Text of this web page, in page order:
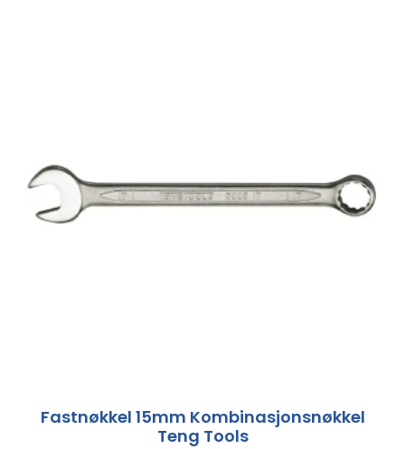
Fastnøkkel 15mm Kombinasjonsnøkkel
Teng Tools